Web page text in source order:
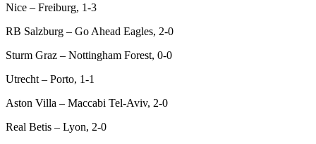
Nice – Freiburg, 1-3
RB Salzburg – Go Ahead Eagles, 2-0
Sturm Graz – Nottingham Forest, 0-0
Utrecht – Porto, 1-1
Aston Villa – Maccabi Tel-Aviv, 2-0
Real Betis – Lyon, 2-0